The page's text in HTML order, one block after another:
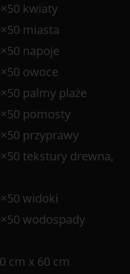
kwiaty
miasta
napoje
owoce
palmy plaże
pomosty
przyprawy
tekstury drewna,
widoki
wodospady
cm x 60 cm